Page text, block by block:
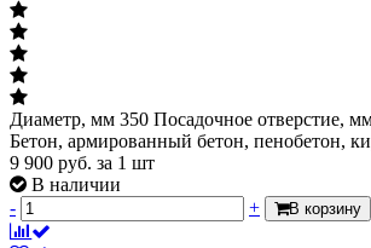
Диаметр, мм 350 Посадочное отверстие,
Бетон, армированный бетон, пенобетон,
9 900 руб. за 1 шт
В наличии
-
+ В корзину